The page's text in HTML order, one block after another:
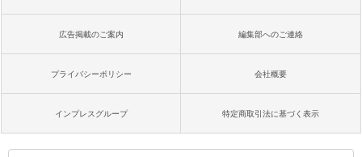
広告掲載のご案内 編集部へのご連絡
プライバシーポリシー 会社概要
インプレスグループ 特定商取引法に基づく表示